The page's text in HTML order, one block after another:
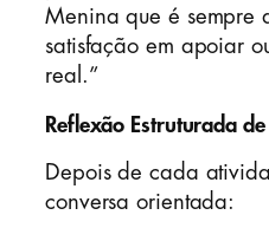
Menina que é sempre
satisfação em apoiar
real.”
Reflexão Estruturada
Depois de cada
conversa orientada: